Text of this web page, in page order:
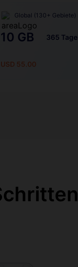
Global (130+ Gebiete)
10 GB 365 Tage
USD 55.00